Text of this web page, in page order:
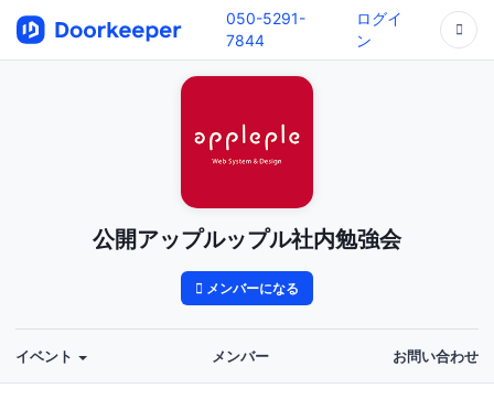
050-5291-
7844
ログイ
ン
公開アップルップル社内勉強会
メンバーになる
イベント メンバー お問い合わせ